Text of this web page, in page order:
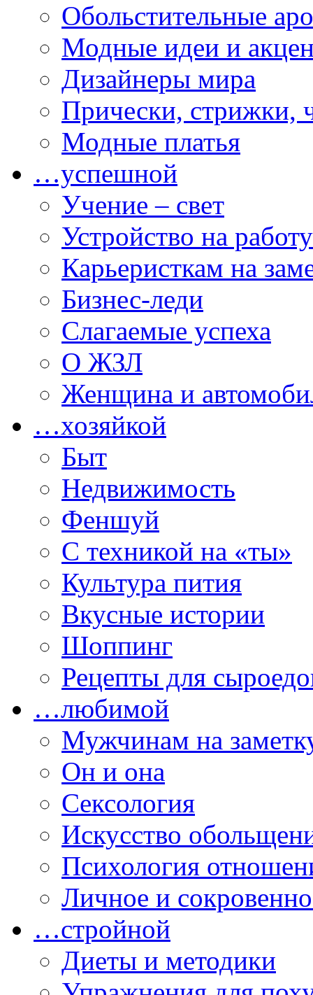
Обольстительные
Модные идеи и
Дизайнеры мира
Прически, стрижки,
Модные платья
…успешной
Учение – свет
Устройство на работу
Карьеристкам на
Бизнес-леди
Слагаемые успеха
О ЖЗЛ
Женщина и
…хозяйкой
Быт
Недвижимость
Феншуй
С техникой на «ты»
Культура пития
Вкусные истории
Шоппинг
Рецепты для
…любимой
Мужчинам на
Он и она
Сексология
Искусство
Психология
Личное и
…стройной
Диеты и методики